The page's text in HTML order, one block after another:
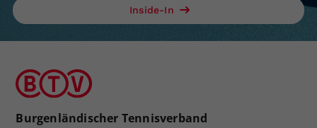
Inside-In
Burgenländischer Tennisverband